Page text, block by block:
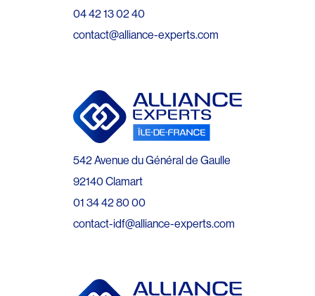
04 42 13 02 40
contact@alliance-experts.com
542 Avenue du Général de Gaulle
92140 Clamart
01 34 42 80 00
contact-idf@alliance-experts.com